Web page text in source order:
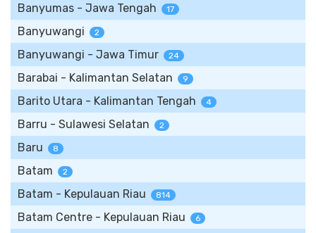
Banyumas - Jawa Tengah 17
Banyuwangi 2
Banyuwangi - Jawa Timur 24
Barabai - Kalimantan Selatan 9
Barito Utara - Kalimantan Tengah 4
Barru - Sulawesi Selatan 2
Baru 8
Batam 2
Batam - Kepulauan Riau 814
Batam Centre - Kepulauan Riau 6